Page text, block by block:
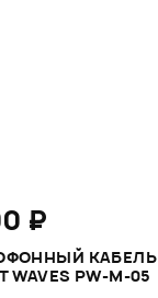
₽
КАБЕЛЬ
WAVES PW-M-05